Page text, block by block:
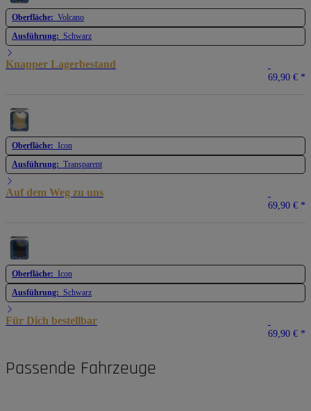
Oberfläche: Volcano
Ausführung: Schwarz
Knapper Lagerbestand
69,90 € *
Oberfläche: Icon
Ausführung: Transparent
Auf dem Weg zu uns
69,90 € *
Oberfläche: Icon
Ausführung: Schwarz
Für Dich bestellbar
69,90 € *
Passende Fahrzeuge